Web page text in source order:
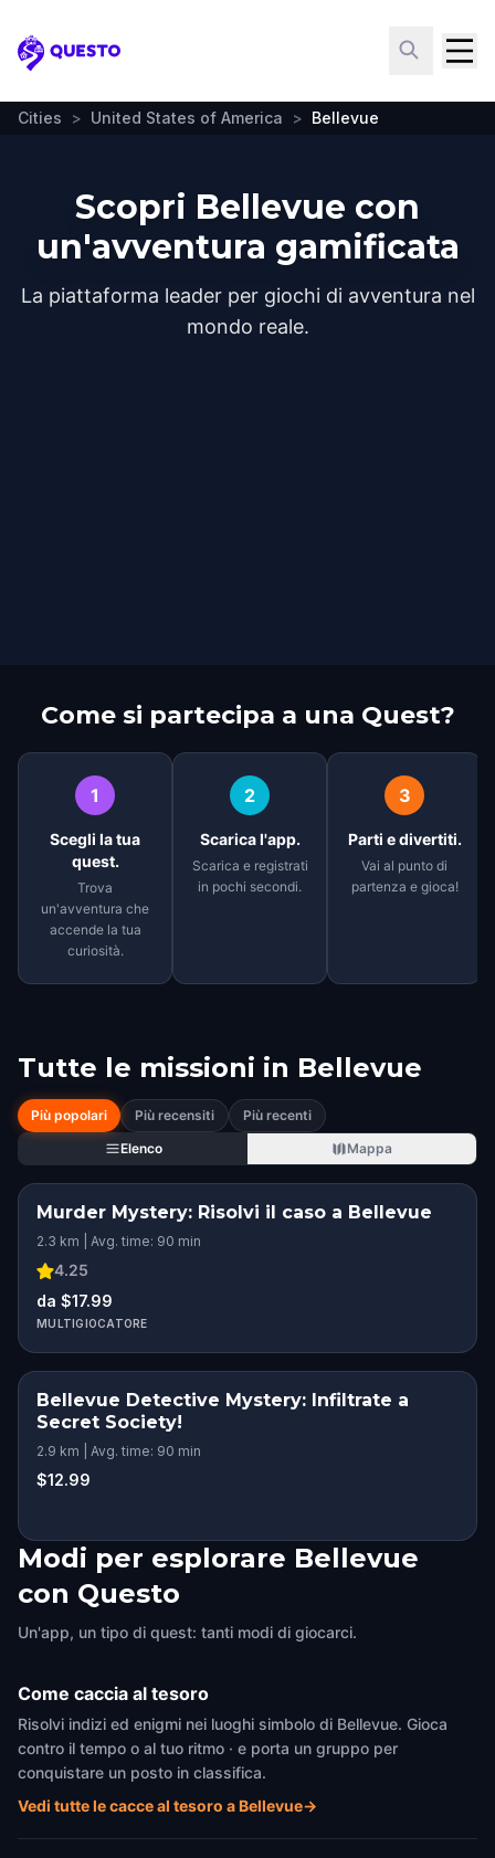
Questo
Cities > United States of America > Bellevue
Scopri Bellevue con
un'avventura gamificata
La piattaforma leader per giochi di avventura nel
mondo reale.
Come si partecipa a una Quest?
1
Scegli la tua
quest.
Trova
un'avventura che
accende la tua
curiosità.
2
Scarica l'app.
Scarica e registrati
in pochi secondi.
3
Parti e divertiti.
Vai al punto di
partenza e gioca!
Tutte le missioni in Bellevue
Più popolari Più recensiti
Più recenti
Elenco
Mappa
Murder Mystery: Risolvi il caso a Bellevue
2.3 km | Avg. time: 90 min
4.25
da $17.99
MULTIGIOCATORE
Bellevue Detective Mystery: Infiltrate a
Secret Society!
2.9 km | Avg. time: 90 min
$12.99
Modi per esplorare Bellevue
con Questo
Un'app, un tipo di quest: tanti modi di giocarci.
Come caccia al tesoro
Risolvi indizi ed enigmi nei luoghi simbolo di Bellevue. Gioca
contro il tempo o al tuo ritmo · e porta un gruppo per
conquistare un posto in classifica.
Vedi tutte le cacce al tesoro a Bellevue→